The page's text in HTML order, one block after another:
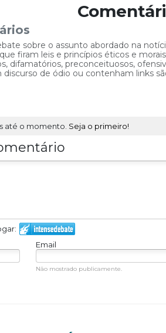
sobre o assunto abordado na
firam leis e princípios éticos e
difamatórios, preconceituosos,
de ódio ou contenham links
até o momento. Seja o primeiro!
Email
Não mostrado publicamente.